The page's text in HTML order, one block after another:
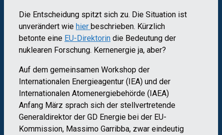
Die Entscheidung spitzt sich zu. Die Situation ist
unverändert wie hier beschrieben. Kürzlich
betonte eine EU-Direktorin die Bedeutung der
nuklearen Forschung. Kernenergie ja, aber?
Auf dem gemeinsamen Workshop der
Internationalen Energieagentur (IEA) und der
Internationalen Atomenergiebehörde (IAEA)
Anfang März sprach sich der stellvertretende
Generaldirektor der GD Energie bei der EU-
Kommission, Massimo Garribba, zwar eindeutig